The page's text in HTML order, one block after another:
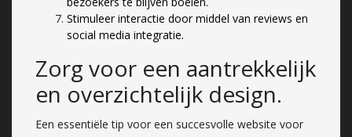
Stimuleer interactie door middel van reviews en
social media integratie.
Zorg voor een aantrekkelijk
en overzichtelijk design.
Een essentiële tip voor een succesvolle website voor